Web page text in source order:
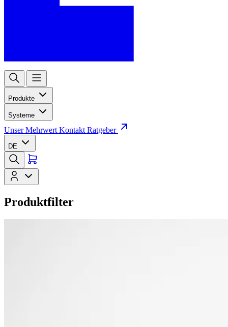
Produkte
Systeme
Unser Mehrwert Kontakt Ratgeber
DE
Produktfilter